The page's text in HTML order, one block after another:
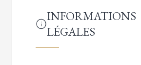
INFORMATIONS
LÉGALES